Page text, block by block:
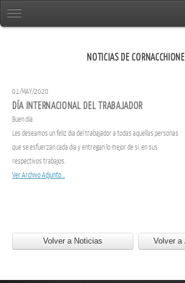
NOTICIAS DE CORNACCHIONE
01/MAY/2020
DÍA INTERNACIONAL DEL TRABAJADOR
Buen día.
Les deseamos un feliz día del trabajador a todas aquellas personas
que se esfuerzan cada día y entregan lo mejor de sí, en sus
respectivos trabajos.
Ver Archivo Adjunto...